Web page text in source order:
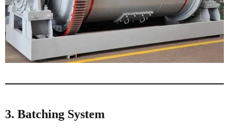
3. Batching System